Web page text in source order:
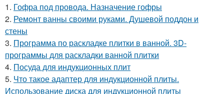
1. Гофра под провода. Назначение гофры
2. Ремонт ванны своими руками. Душевой поддон и
стены
3. Программа по раскладке плитки в ванной. 3D-
программы для раскладки ванной плитки
4. Посуда для индукционных плит
5. Что такое адаптер для индукционной плиты.
Использование диска для индукционной плиты